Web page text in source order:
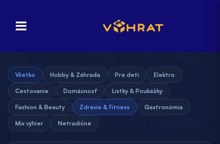
Všetko Hobby & Záhrada Pre deti Elektro
Cestovanie Domácnosť Lístky & Poukážky
Fashion & Beauty Zdravie & Fitness Gastronómia
Mix výhier Netradičné